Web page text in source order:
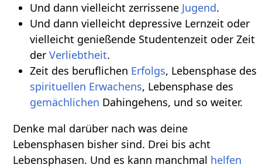
Und dann vielleicht zerrissene Jugend.
Und dann vielleicht depressive Lernzeit oder
vielleicht genießende Studentenzeit oder Zeit
der Verliebtheit.
Zeit des beruflichen Erfolgs, Lebensphase des
spirituellen Erwachens, Lebensphase des
gemächlichen Dahingehens, und so weiter.
Denke mal darüber nach was deine
Lebensphasen bisher sind. Drei bis acht
Lebensphasen. Und es kann manchmal helfen